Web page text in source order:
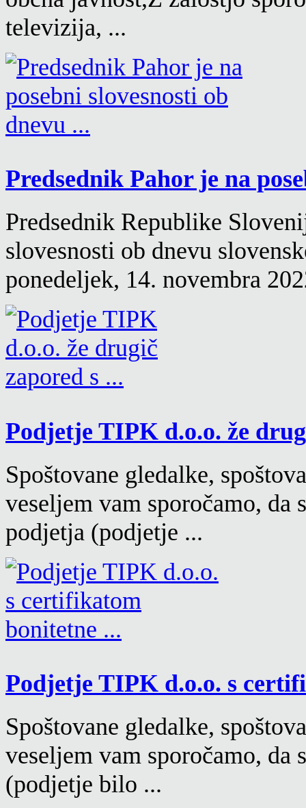
televizija, ...
Predsednik Pahor je na
Predsednik Republike
slovesnosti ob dnevu
ponedeljek, 14. novembra
Podjetje TIPK d.o.o. že
Spoštovane gledalke,
veseljem vam sporočamo, da
podjetja (podjetje ...
Podjetje TIPK d.o.o. s
Spoštovane gledalke,
veseljem vam sporočamo,
(podjetje bilo ...